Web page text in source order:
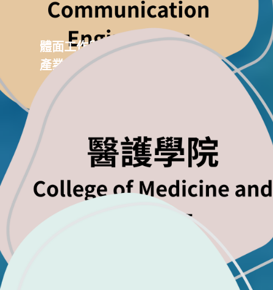
體面工作與經濟成長
產業、創新與基礎設施